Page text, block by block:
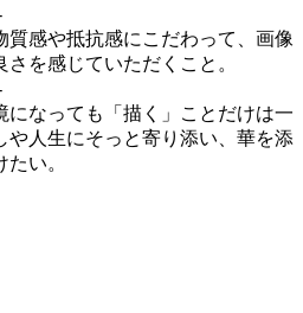
質感や抵抗感にこだわって、画像
を感じていただくこと。
になっても「描く」ことだけは一
や人生にそっと寄り添い、華を添
い。